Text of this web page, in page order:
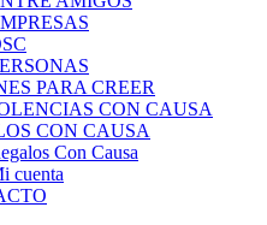
PARA CREER
CON CAUSA
CON CAUSA
Con Causa
cuenta